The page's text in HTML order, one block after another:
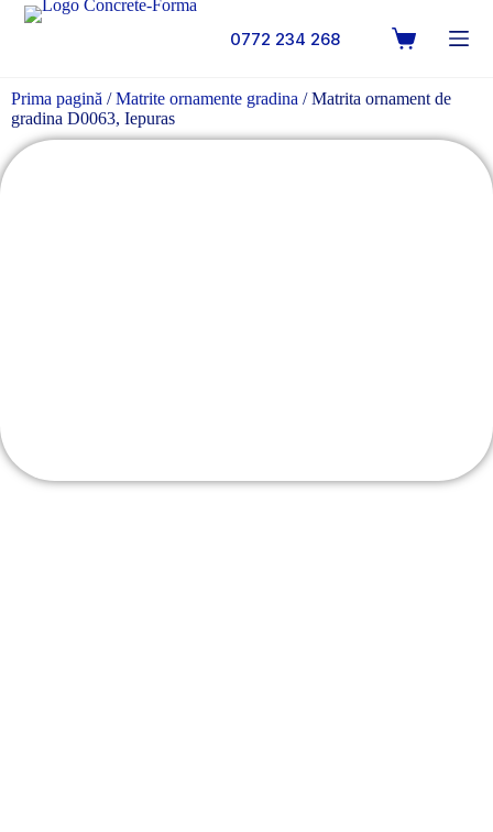
0772 234 268
Prima pagină /Matrite ornamente gradina / Matrita ornament de
gradina D0063, Iepuras